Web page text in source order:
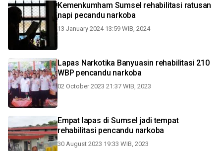
Kemenkumham Sumsel rehabilitasi ratusan
napi pecandu narkoba
13 January 2024 13:59 WIB, 2024
Lapas Narkotika Banyuasin rehabilitasi 210
WBP pencandu narkoba
02 October 2023 21:37 WIB, 2023
Empat lapas di Sumsel jadi tempat
rehabilitasi pencandu narkoba
30 August 2023 19:33 WIB, 2023